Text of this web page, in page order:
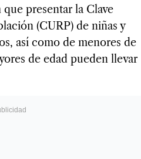
presentar la Clave
(CURP) de niñas y
así como de menores de
de edad pueden llevar